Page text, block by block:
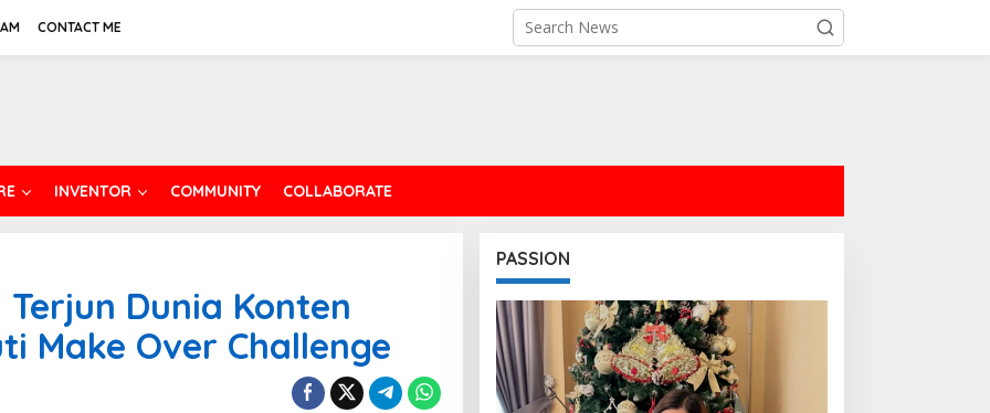
CONTACT ME
INVENTOR COMMUNITY COLLABORATE
Dunia Konten
Make Over Challenge
PASSION